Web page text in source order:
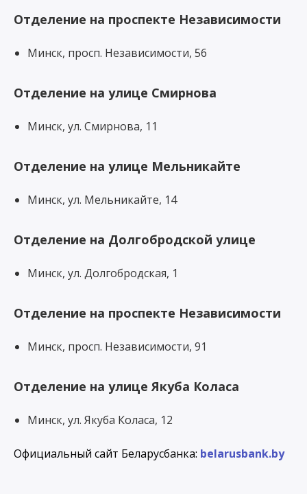
Отделение на проспекте Независимости
Минск, просп. Независимости, 56
Отделение на улице Смирнова
Минск, ул. Смирнова, 11
Отделение на улице Мельникайте
Минск, ул. Мельникайте, 14
Отделение на Долгобродской улице
Минск, ул. Долгобродская, 1
Отделение на проспекте Независимости
Минск, просп. Независимости, 91
Отделение на улице Якуба Коласа
Минск, ул. Якуба Коласа, 12
Официальный сайт Беларусбанка: belarusbank.by